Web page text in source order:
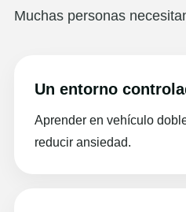
Muchas personas
Un entorno
Aprender en vehículo
reducir ansiedad.